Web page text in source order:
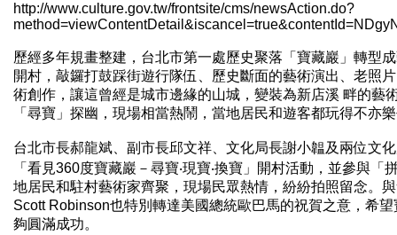
http://www.culture.gov.tw/frontsite/cms/newsAction.do?
歷經多年規畫整建，台北市第一處歷史聚落「寶藏巖」轉型
開村，敲鑼打鼓踩街遊行隊伍、歷史斷面的藝術演出、老照
術創作，讓這曾經是城市邊緣的山城，變裝為新店溪 畔的藝
「尋寶」探幽，現場相當熱鬧，當地居民和遊客都玩得不亦
台北市長郝龍斌、副市長邱文祥、文化局長謝小韞及兩位文
「看見360度寶藏巖－尋寶‧現寶‧換寶」開村活動，並參與
地居民和駐村藝術家齊聚，現場民眾熱情，紛紛拍照留念。
Scott Robinson也特別轉達美國總統歐巴馬的祝賀之意，希
夠圓滿成功。